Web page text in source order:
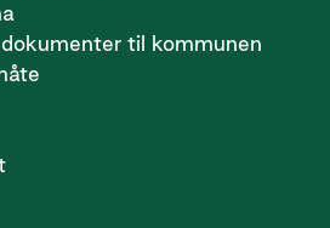
til kommunen